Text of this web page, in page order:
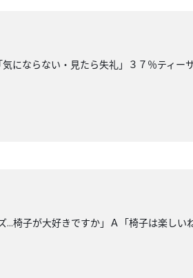
にならない・見たら失礼」３７％ティー
椅子が大好きですか」Ａ「椅子は楽しい